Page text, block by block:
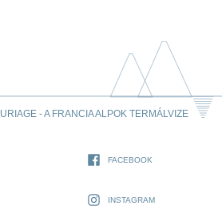
URIAGE - A FRANCIA ALPOK TERMÁLVIZE
FACEBOOK
INSTAGRAM